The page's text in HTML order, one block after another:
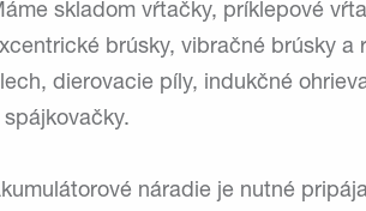
skladom vŕtačky, príklepové
brúsky, vibračné brúsky a
dierovacie píly, indukčné
spájkovačky.
náradie je nutné